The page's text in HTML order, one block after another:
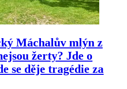
Máchalův mlýn z
žerty? Jde o
se děje tragédie za